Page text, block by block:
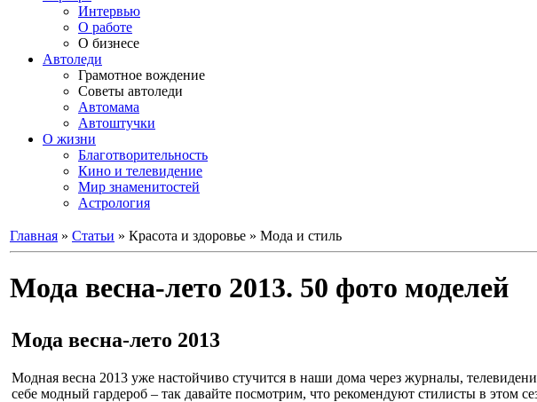
Интервью
О работе
О бизнесе
Автоледи
Грамотное вождение
Советы автоледи
Автомама
Автоштучки
О жизни
Благотворительность
Кино и телевидение
Мир знаменитостей
Астрология
Главная » Статьи » Красота и здоровье » Мода и стиль
Мода весна-лето 2013. 50 фото моделей
Мода весна-лето 2013
Модная весна 2013 уже настойчиво стучится в наши дома через журналы,
себе модный гардероб – так давайте посмотрим, что рекомендуют стилисты в этом